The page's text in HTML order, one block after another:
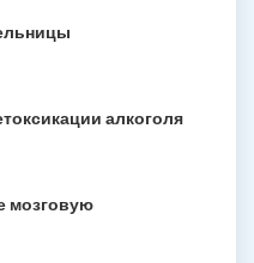
алкоголя
мозговую